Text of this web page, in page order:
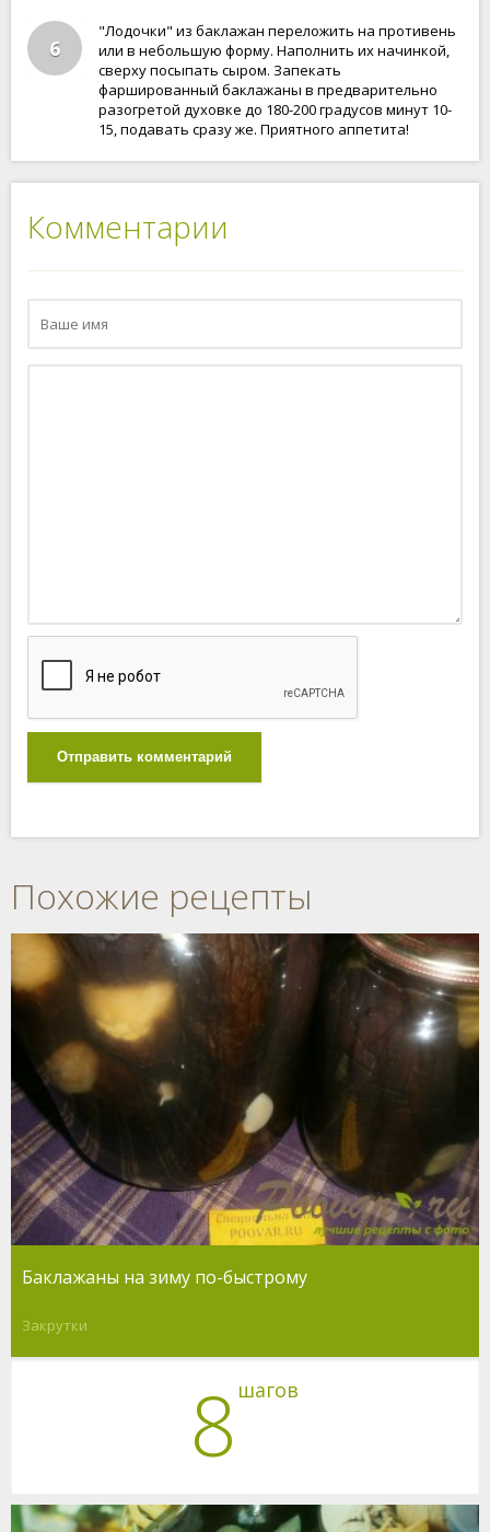
6
"Лодочки" из баклажан переложить на противень
или в небольшую форму. Наполнить их начинкой,
сверху посыпать сыром. Запекать
фаршированный баклажаны в предварительно
разогретой духовке до 180-200 градусов минут 10-
15, подавать сразу же. Приятного аппетита!
Комментарии
Отправить комментарий
Похожие рецепты
Баклажаны на зиму по-быстрому
Закрутки
8 шагов